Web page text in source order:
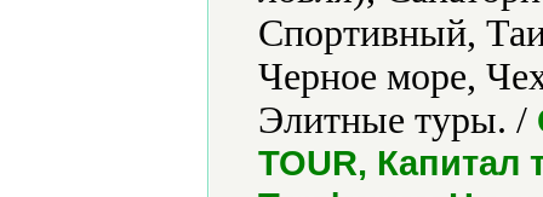
Спортивный,
Черное море,
Элитные туры. /
TOUR, Капитал